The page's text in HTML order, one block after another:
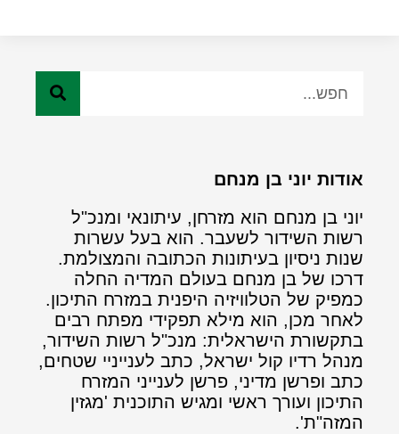
אודות יוני בן מנחם
יוני בן מנחם הוא מזרחן, עיתונאי ומנכ"ל
רשות השידור לשעבר. הוא בעל עשרות
שנות ניסיון בעיתונות הכתובה והמצולמת.
דרכו של בן מנחם בעולם המדיה החלה
כמפיק של הטלוויזיה היפנית במזרח התיכון.
לאחר מכן, הוא מילא תפקידי מפתח רבים
בתקשורת הישראלית: מנכ"ל רשות השידור,
מנהל רדיו קול ישראל, כתב לענייניי שטחים,
כתב ופרשן מדיני, פרשן לענייני המזרח
התיכון ועורך ראשי ומגיש התוכנית 'מגזין
המזה"ת'.